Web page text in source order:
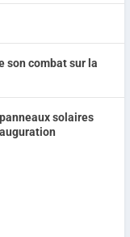
son combat sur la
solaires